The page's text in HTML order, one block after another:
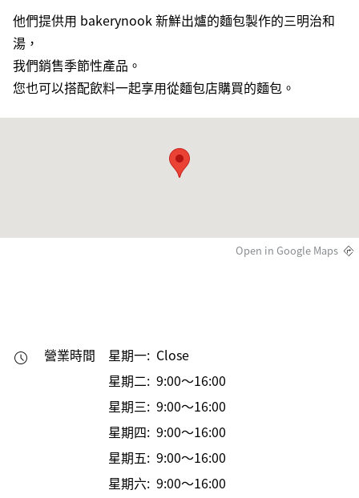
他們提供用 bakerynook 新鮮出爐的麵包製作的三明治和
湯，
我們銷售季節性產品。
您也可以搭配飲料一起享用從麵包店購買的麵包。
Open in Google Maps
營業時間
星期一: Close
星期二: 9:00～16:00
星期三: 9:00～16:00
星期四: 9:00～16:00
星期五: 9:00～16:00
星期六: 9:00～16:00